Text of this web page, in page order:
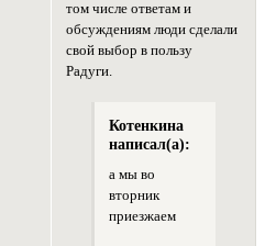
том числе ответам и
обсуждениям люди сделали
свой выбор в пользу
Радуги.
Котенкина
написал(а):
а мы во
вторник
приезжаем